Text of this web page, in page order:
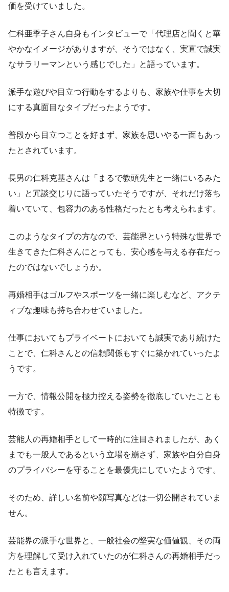
価を受けていました。
仁科亜季子さん自身もインタビューで「代理店と聞くと華
やかなイメージがありますが、そうではなく、実直で誠実
なサラリーマンという感じでした」と語っています。
派手な遊びや目立つ行動をするよりも、家族や仕事を大切
にする真面目なタイプだったようです。
普段から目立つことを好まず、家族を思いやる一面もあっ
たとされています。
長男の仁科克基さんは「まるで教頭先生と一緒にいるみた
い」と冗談交じりに語っていたそうですが、それだけ落ち
着いていて、包容力のある性格だったとも考えられます。
このようなタイプの方なので、芸能界という特殊な世界で
生きてきた仁科さんにとっても、安心感を与える存在だっ
たのではないでしょうか。
再婚相手はゴルフやスポーツを一緒に楽しむなど、アクテ
ィブな趣味も持ち合わせていました。
仕事においてもプライベートにおいても誠実であり続けた
ことで、仁科さんとの信頼関係もすぐに築かれていったよ
うです。
一方で、情報公開を極力控える姿勢を徹底していたことも
特徴です。
芸能人の再婚相手として一時的に注目されましたが、あく
までも一般人であるという立場を崩さず、家族や自分自身
のプライバシーを守ることを最優先にしていたようです。
そのため、詳しい名前や顔写真などは一切公開されていま
せん。
芸能界の派手な世界と、一般社会の堅実な価値観、その両
方を理解して受け入れていたのが仁科さんの再婚相手だっ
たとも言えます。